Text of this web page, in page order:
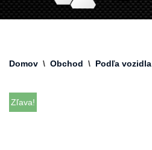
Domov \ Obchod \ Podľa vozidla
Zľava!